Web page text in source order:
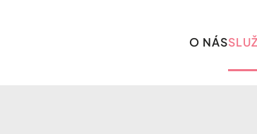
O NÁS